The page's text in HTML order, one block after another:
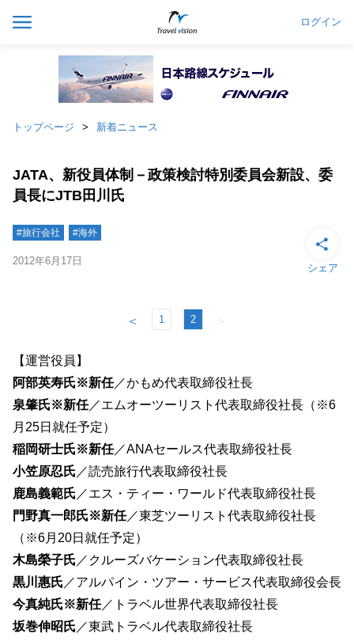
ログイン
トップページ 新着ニュース
JATA、新役員体制－政策検討特別委員会新設、委
員長にJTB田川氏
#旅行会社 #海外
2012年6月17日
シェア
＜ 1 2 ＞
【運営役員】
阿部英寿氏※新任／かもめ代表取締役社長
泉肇氏※新任／エムオーツーリスト代表取締役社長（※6
月25日就任予定）
稲岡研士氏※新任／ANAセールス代表取締役社長
小笠原忍氏 ／読売旅行代表取締役社長
鹿島義範氏 ／エス・ティー・ワールド代表取締役社長
門野真一郎氏※新任／東芝ツーリスト代表取締役社長
（※6月20日就任予定）
木島榮子氏 ／クルーズバケーション代表取締役社長
黒川惠氏 ／アルパイン・ツアー・サービス代表取締役会長
今真純氏※新任／トラベル世界代表取締役社長
坂巻伸昭氏 ／東武トラベル代表取締役社長